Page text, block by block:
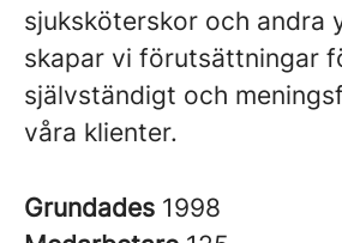
sjuksköterskor och andra
skapar vi förutsättningar
självständigt och
våra klienter.
Grundades 1998